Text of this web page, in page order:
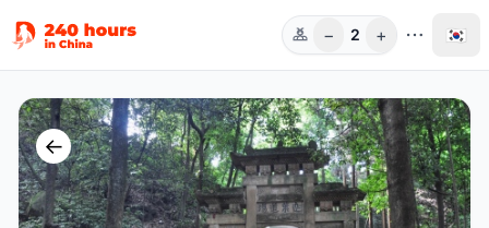
인원
− 2 + 🇰🇷
←